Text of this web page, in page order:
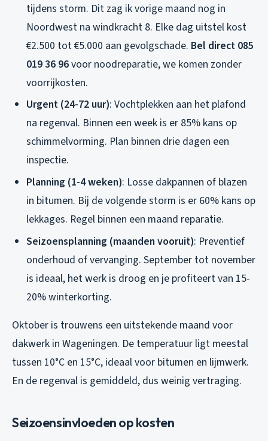
tijdens storm. Dit zag ik vorige maand nog in
Noordwest na windkracht 8. Elke dag uitstel kost
€2.500 tot €5.000 aan gevolgschade. Bel direct 085
019 36 96voor noodreparatie, we komen zonder
voorrijkosten.
Urgent (24-72 uur): Vochtplekken aan het plafond
na regenval. Binnen een week is er 85% kans op
schimmelvorming. Plan binnen drie dagen een
inspectie.
Planning (1-4 weken): Losse dakpannen of blazen
in bitumen. Bij de volgende storm is er 60% kans op
lekkages. Regel binnen een maand reparatie.
Seizoensplanning (maanden vooruit): Preventief
onderhoud of vervanging. September tot november
is ideaal, het werk is droog en je profiteert van 15-
20% winterkorting.
Oktober is trouwens een uitstekende maand voor
dakwerk in Wageningen. De temperatuur ligt meestal
tussen 10°C en 15°C, ideaal voor bitumen en lijmwerk.
En de regenval is gemiddeld, dus weinig vertraging.
Seizoensinvloeden op kosten